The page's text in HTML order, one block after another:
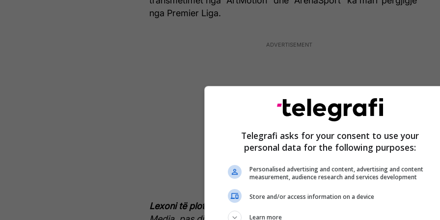
nga Premier Liga.
Lexoni të plotë postimin e Ramadanit:
Telegrafi asks for your consent to use your
personal data for the following purposes:
Personalised advertising and content, advertising and content
measurement, audience research and services development
Store and/or access information on a device
Learn more